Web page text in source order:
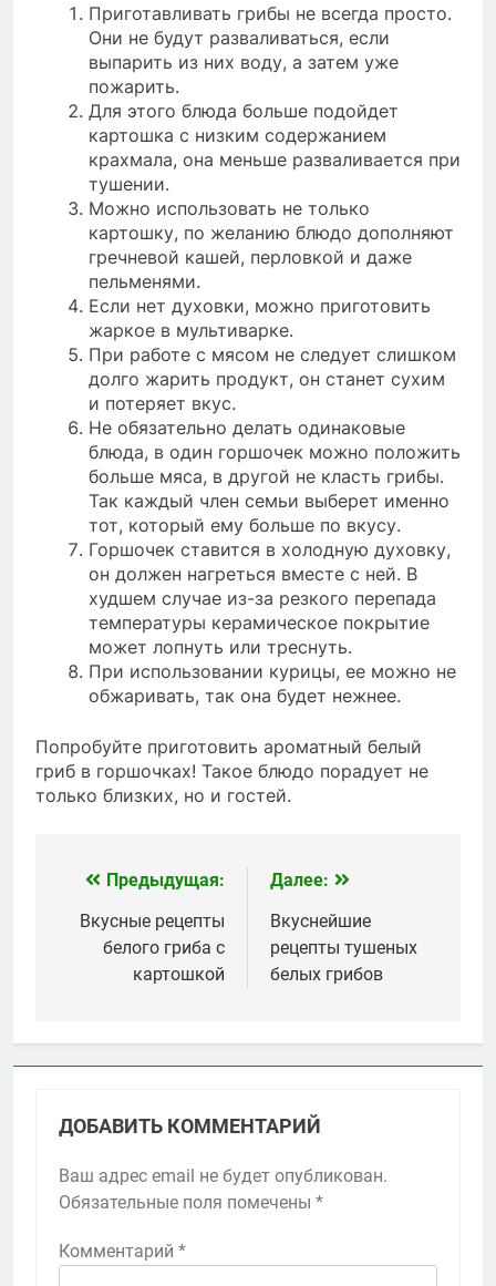
Приготавливать грибы не всегда просто.
Они не будут разваливаться, если
выпарить из них воду, а затем уже
пожарить.
Для этого блюда больше подойдет
картошка с низким содержанием
крахмала, она меньше разваливается при
тушении.
Можно использовать не только
картошку, по желанию блюдо дополняют
гречневой кашей, перловкой и даже
пельменями.
Если нет духовки, можно приготовить
жаркое в мультиварке.
При работе с мясом не следует слишком
долго жарить продукт, он станет сухим
и потеряет вкус.
Не обязательно делать одинаковые
блюда, в один горшочек можно положить
больше мяса, в другой не класть грибы.
Так каждый член семьи выберет именно
тот, который ему больше по вкусу.
Горшочек ставится в холодную духовку,
он должен нагреться вместе с ней. В
худшем случае из-за резкого перепада
температуры керамическое покрытие
может лопнуть или треснуть.
При использовании курицы, ее можно не
обжаривать, так она будет нежнее.
Попробуйте приготовить ароматный белый
гриб в горшочках! Такое блюдо порадует не
только близких, но и гостей.
Навигация
по
записям
Предыдущая:
Вкусные рецепты
белого гриба с
картошкой
Далее:
Вкуснейшие
рецепты тушеных
белых грибов
ДОБАВИТЬ КОММЕНТАРИЙ
Ваш адрес email не будет опубликован.
Обязательные поля помечены *
Комментарий *